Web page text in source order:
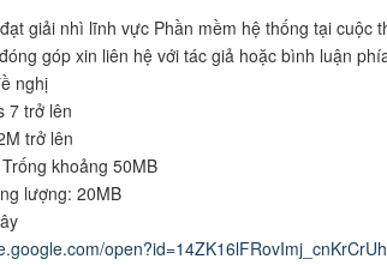
giải nhì lĩnh vực Phần mềm hệ thống tại cuộc
góp xin liên hệ với tác giả hoặc bình luận
nghị
7 trở lên
trở lên
khoảng 50MB
lượng: 20MB